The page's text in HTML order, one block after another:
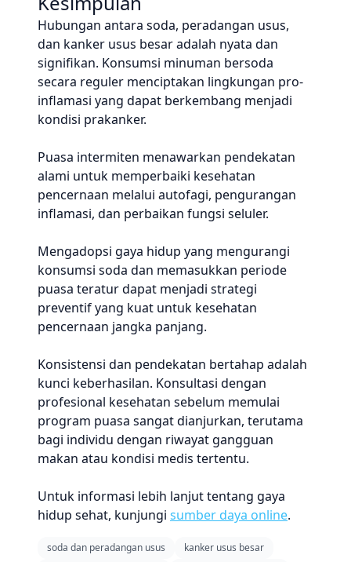
Hubungan antara soda, peradangan usus,
dan kanker usus besar adalah nyata dan
signifikan. Konsumsi minuman bersoda
secara reguler menciptakan lingkungan pro-
inflamasi yang dapat berkembang menjadi
kondisi prakanker.
Puasa intermiten menawarkan pendekatan
alami untuk memperbaiki kesehatan
pencernaan melalui autofagi, pengurangan
inflamasi, dan perbaikan fungsi seluler.
Mengadopsi gaya hidup yang mengurangi
konsumsi soda dan memasukkan periode
puasa teratur dapat menjadi strategi
preventif yang kuat untuk kesehatan
pencernaan jangka panjang.
Konsistensi dan pendekatan bertahap adalah
kunci keberhasilan. Konsultasi dengan
profesional kesehatan sebelum memulai
program puasa sangat dianjurkan, terutama
bagi individu dengan riwayat gangguan
makan atau kondisi medis tertentu.
Untuk informasi lebih lanjut tentang gaya
hidup sehat, kunjungi sumber daya online.
soda dan peradangan usus
kanker usus besar